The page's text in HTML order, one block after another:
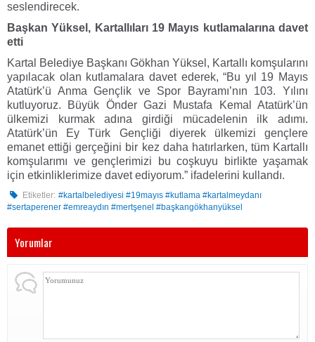
seslendirecek.
Başkan Yüksel, Kartallıları 19 Mayıs kutlamalarına davet
etti
Kartal Belediye Başkanı Gökhan Yüksel, Kartallı komşularını
yapılacak olan kutlamalara davet ederek, “Bu yıl 19 Mayıs
Atatürk’ü Anma Gençlik ve Spor Bayramı’nın 103. Yılını
kutluyoruz. Büyük Önder Gazi Mustafa Kemal Atatürk’ün
ülkemizi kurmak adına girdiği mücadelenin ilk adımı.
Atatürk’ün Ey Türk Gençliği diyerek ülkemizi gençlere
emanet ettiği gerçeğini bir kez daha hatırlarken, tüm Kartallı
komşularımı ve gençlerimizi bu coşkuyu birlikte yaşamak
için etkinliklerimize davet ediyorum.” ifadelerini kullandı.
Etiketler: #kartalbelediyesi #19mayıs #kutlama #kartalmeydanı
#sertaperener #emreaydın #mertşenel #başkangökhanyüksel
Yorumlar